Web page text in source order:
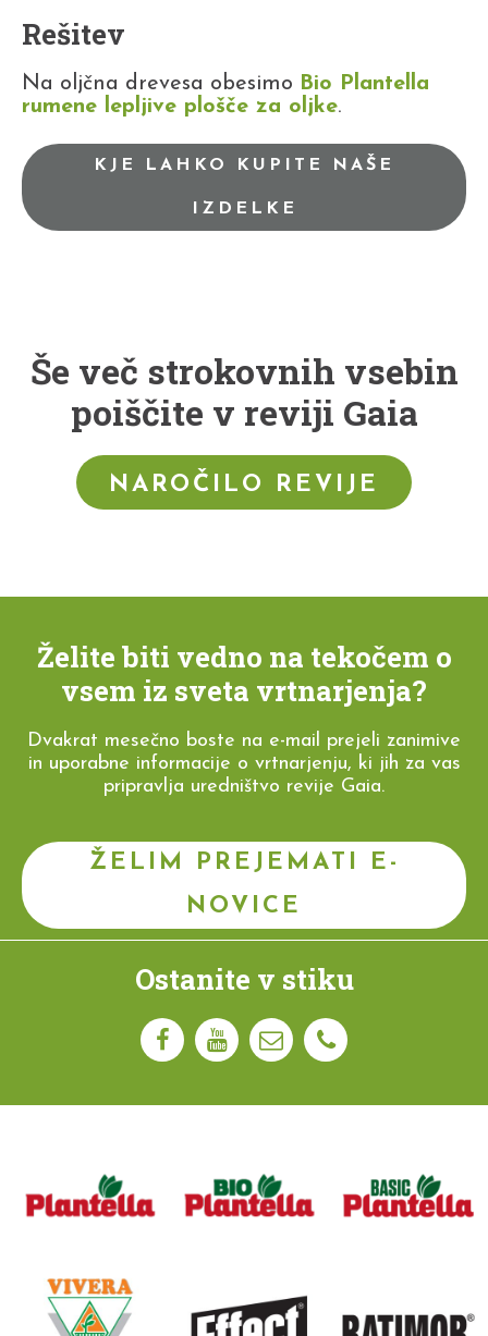
Rešitev
Na oljčna drevesa obesimo Bio Plantella
rumene lepljive plošče za oljke.
KJE LAHKO KUPITE NAŠE
IZDELKE
Še več strokovnih vsebin
poiščite v reviji Gaia
NAROČILO REVIJE
Želite biti vedno na tekočem o
vsem iz sveta vrtnarjenja?
Dvakrat mesečno boste na e-mail prejeli zanimive
in uporabne informacije o vrtnarjenju, ki jih za vas
pripravlja uredništvo revije Gaia.
ŽELIM PREJEMATI E-
NOVICE
Ostanite v stiku